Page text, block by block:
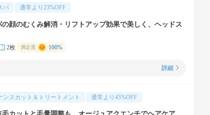
パ 通常より 23%OFF
の顔のむくみ解消・リフトアップ効果で美しく、ヘッドス
2枚 満足度 100%
詳細
ンスカット＆トリートメント 通常より 45%OFF